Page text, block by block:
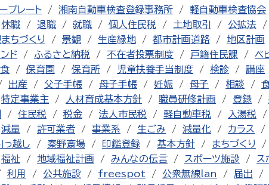
プレート 湘南自動車検査登録事務所 軽自動車検査協会
休職 退職 就職 個人住民税 土地取引 公拡法
ちづくり 景観 生産緑地 都市計画道路 地区計画
ド ふるさと納税 不在者投票制度 戸籍住民課 ベ
保育園 保育所 児童扶養手当制度 検診 講座
出産 父子手帳 母子手帳 妊娠 母子 相談
特定事業主 人材育成基本方針 職員研修計画 登録
住民税 税金 法人市民税 軽自動車税 入湯税
減量 許可業者 事業系 生ごみ 減量化 カラス
っ越し 秦野斎場 印鑑登録 基本方針 まちづくり
福祉 地域福祉計画 みんなの伝言 スポーツ施設 ス
利用 公共施設 freespot 公衆無線lan 届出